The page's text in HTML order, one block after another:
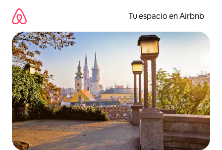
contenido
Tu espacio en Airbnb